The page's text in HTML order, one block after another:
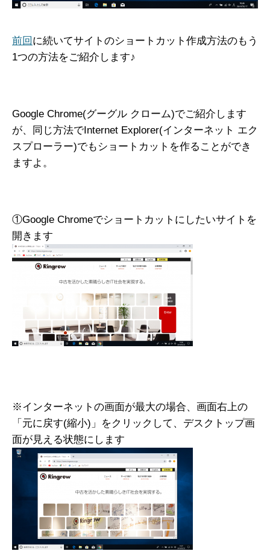
前回 に続いてサイトのショートカット作成方法のもう
1つの方法をご紹介します♪
Google Chrome(グーグル クローム)でご紹介します
が、同じ方法でInternet Explorer(インターネット エク
スプローラー)でもショートカットを作ることができ
ますよ。
①Google Chromeでショートカットにしたいサイトを
開きます
※インターネットの画面が最大の場合、画面右上の
「元に戻す(縮小)」をクリックして、デスクトップ画
面が見える状態にします